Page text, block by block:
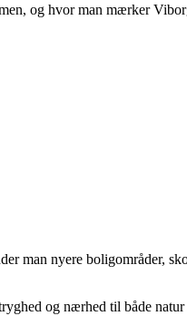
og hvor man mærker
man nyere boligområder,
og nærhed til både